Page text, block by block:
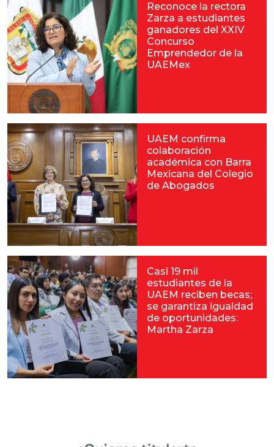
Reconoce la rectora
Zarza a estudiantes
ganadores del XXIV
Concurso
Emprendedor de la
UAEMex
UAEM confirma
colaboración
académica con Barra
Mexicana del Colegio
de Abogados
Casi 19 mil
estudiantes de la
UAEM reciben becas;
se garantiza igualdad
de oportunidades:
Martha Zarza